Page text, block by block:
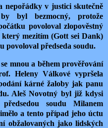
nepořádky v justici skutečně
byl bezmocný, protože
povoloval zlopověstný
mezitím (Gott sei Dank)
povoloval předseda soudu.
mnou a během prověřování
Heleny Válkové vypršela
kárné žaloby jak panu
Aleš Novotný byl již kdysi
soudu Milanem
a tento případ jeho úctu
obžalovaných jako lidských